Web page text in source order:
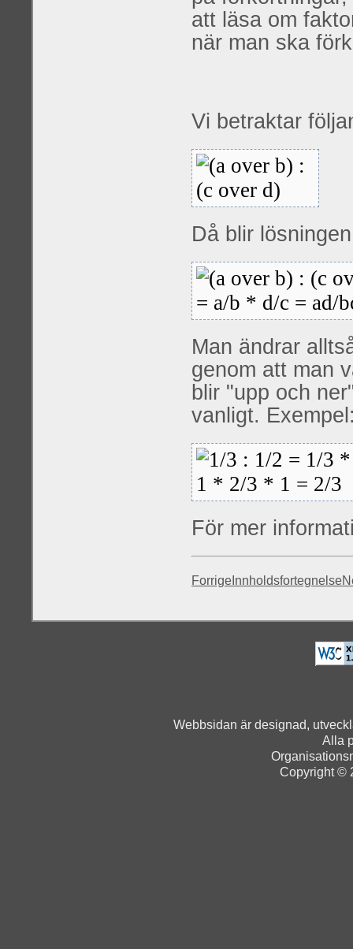
att läsa om
när man ska
Vi betraktar
Då blir
Man ändrar
genom att man
blir "upp och
vanligt.
För mer
Forrige Innholdsfortegnelse
Webbsidan är designad,
Alla
Copyright ©